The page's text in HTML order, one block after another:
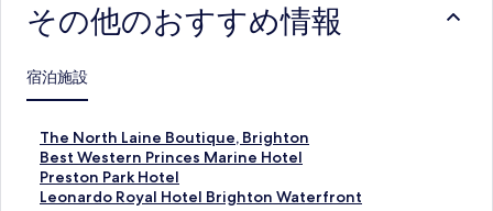
その他のおすすめ情報
宿泊施設
The North Laine Boutique, Brighton
T
h
e
N
Best Western Princes Marine Hotel
B
e
s
Preston Park Hotel
P
rLeonardo Royal Hotel Brighton Waterfront
L